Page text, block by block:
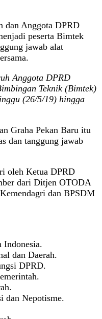
dan Anggota DPRD
peserta Bimtek
jawab alat
Anggota DPRD
Teknik (Bimtek)
(26/5/19) hingga
Graha Pekan Baru itu
dan tanggung jawab
oleh Ketua DPRD
dari Ditjen OTODA
dan BPSDM
Indonesia.
dan Daerah.
DPRD.
dan Nepotisme.